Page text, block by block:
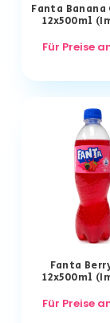
Fanta
12x500ml
Für Preise
Fanta
12x500ml
Für Preise